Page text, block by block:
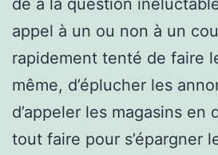
appel à un ou non à un
rapidement tenté de faire
même, d’éplucher les
d’appeler les magasins
tout faire pour s’épargner